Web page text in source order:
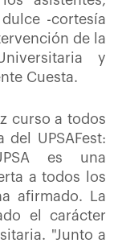
-cortesía
de la
y
Cuesta.
curso a todos
UPSAFest:
es una
a todos los
afirmado. La
el carácter
"Junto a